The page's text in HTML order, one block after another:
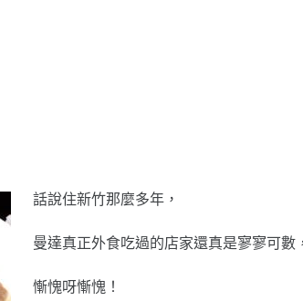
話說住新竹那麼多年，
曼達真正外食吃過的店家還真是寥寥可數
慚愧呀慚愧！